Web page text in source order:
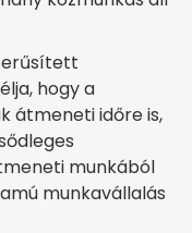
hogy a
átmeneti időre is,
munkából
munkavállalás